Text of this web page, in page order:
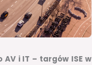
i IT – targów ISE w